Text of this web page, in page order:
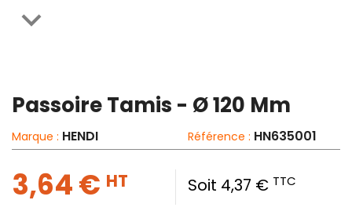

Passoire Tamis - Ø 120 Mm
Marque : HENDI Référence : HN635001
3,64 € HT Soit 4,37 € TTC